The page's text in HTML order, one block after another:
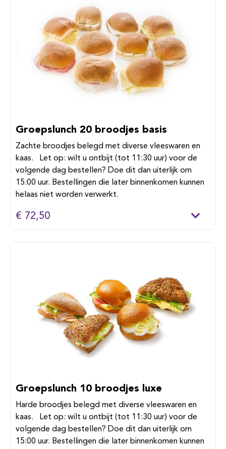
Groepslunch 20 broodjes basis
Zachte broodjes belegd met diverse vleeswaren en
kaas. Let op: wilt u ontbijt (tot 11:30 uur) voor de
volgende dag bestellen? Doe dit dan uiterlijk om
15:00 uur. Bestellingen die later binnenkomen kunnen
helaas niet worden verwerkt.
€ 72,50
Groepslunch 10 broodjes luxe
Harde broodjes belegd met diverse vleeswaren en
kaas. Let op: wilt u ontbijt (tot 11:30 uur) voor de
volgende dag bestellen? Doe dit dan uiterlijk om
15:00 uur. Bestellingen die later binnenkomen kunnen